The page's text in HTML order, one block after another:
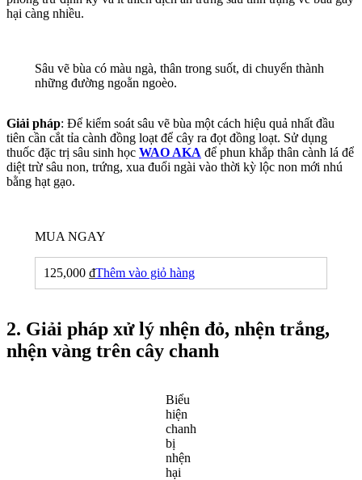
hại càng nhiều.
Sâu vẽ bùa có màu ngà, thân trong suốt, di chuyển thành
những đường ngoằn ngoèo.
Giải pháp: Để kiểm soát sâu vẽ bùa một cách hiệu quả nhất đầu
tiên cần cắt tỉa cành đồng loạt để cây ra đọt đồng loạt. Sử dụng
thuốc đặc trị sâu sinh học WAO AKA để phun khắp thân cành lá để
diệt trừ sâu non, trứng, xua đuổi ngài vào thời kỳ lộc non mới nhú
bằng hạt gạo.
MUA NGAY
125,000 ₫Thêm vào giỏ hàng
2. Giải pháp xử lý nhện đỏ, nhện trắng,
nhện vàng trên cây chanh
Biểu
hiện
chanh
bị
nhện
hại